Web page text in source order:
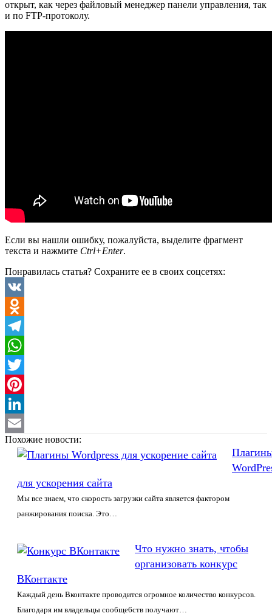
открыт, как через файловый менеджер панели управления, так
и по FTP-протоколу.
Если вы нашли ошибку, пожалуйста, выделите фрагмент
текста и нажмите Ctrl+Enter.
Понравилась статья? Сохраните ее в своих соцсетях:
VK
Odnoklassniki
Telegram
WhatsApp
Twitter
Pinterest
LinkedIn
Email
Похожие новости:
для ускорения сайта
Мы все знаем, что скорость загрузки сайта является фактором
ранжирования поиска. Это…
Что нужно знать, чтобы
организовать конкурс
ВКонтакте
Каждый день Вконтакте проводится огромное количество конкурсов.
Благодаря им владельцы сообще6ств получают…